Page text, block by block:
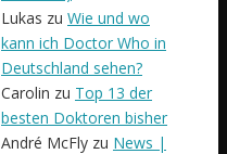
Lukas zu Wie und wo
kann ich Doctor Who in
Deutschland sehen?
Carolin zu Top 13 der
besten Doktoren bisher
André McFly zu News |